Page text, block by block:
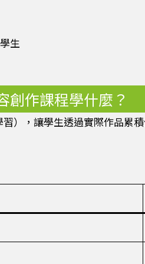
生
創作課程學什麼？
），讓學生透過實際作品累